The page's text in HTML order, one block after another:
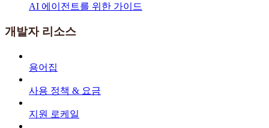
AI 에이전트를 위한 가이드
개발자 리소스
용어집
사용 정책 & 요금
지원 로케일